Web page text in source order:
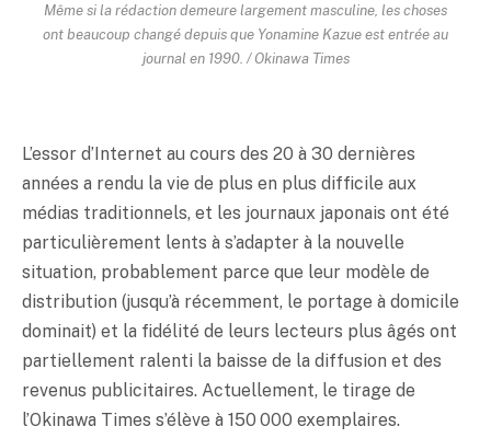
Même si la rédaction demeure largement masculine, les choses
ont beaucoup changé depuis que Yonamine Kazue est entrée au
journal en 1990. / Okinawa Times
L’essor d’Internet au cours des 20 à 30 dernières
années a rendu la vie de plus en plus difficile aux
médias traditionnels, et les journaux japonais ont été
particulièrement lents à s’adapter à la nouvelle
situation, probablement parce que leur modèle de
distribution (jusqu’à récemment, le portage à domicile
dominait) et la fidélité de leurs lecteurs plus âgés ont
partiellement ralenti la baisse de la diffusion et des
revenus publicitaires. Actuellement, le tirage de
l’Okinawa Times s’élève à 150 000 exemplaires.